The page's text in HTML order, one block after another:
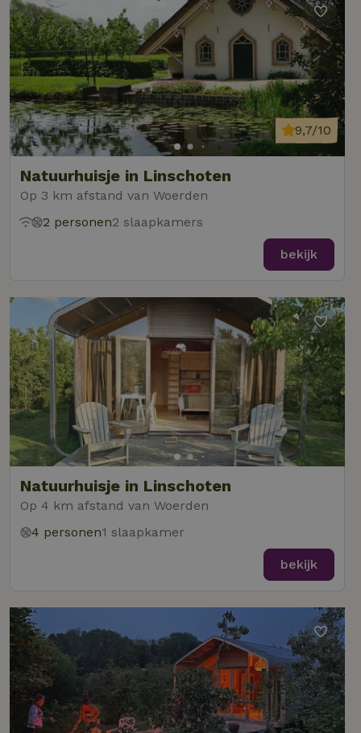
Natuurhuisje in Linschoten
Op 3 km afstand van Woerden
9,7/10
2 personen2 slaapkamers
bekijk
Natuurhuisje in Linschoten
Op 4 km afstand van Woerden
4 personen1 slaapkamer
bekijk